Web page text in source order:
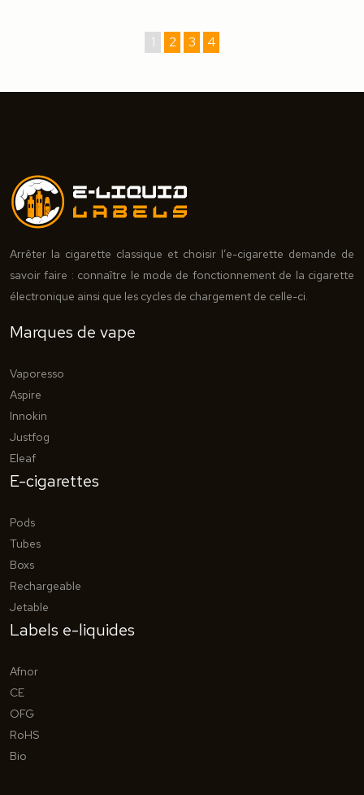
1 2 3 4
Arrêter la cigarette classique et choisir l’e-cigarette demande de
savoir faire : connaître le mode de fonctionnement de la cigarette
électronique ainsi que les cycles de chargement de celle-ci.
Marques de vape
Vaporesso
Aspire
Innokin
Justfog
Eleaf
E-cigarettes
Pods
Tubes
Boxs
Rechargeable
Jetable
Labels e-liquides
Afnor
CE
OFG
RoHS
Bio